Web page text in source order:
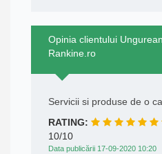
Opinia clientului
Rankine.ro
Servicii si produse de o
RATING:
10/10
Data publicării 17-09-2020 10:20